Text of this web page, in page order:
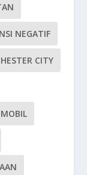
NEGATIF
CITY
MOBIL